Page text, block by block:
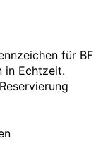
für BF
in Echtzeit.